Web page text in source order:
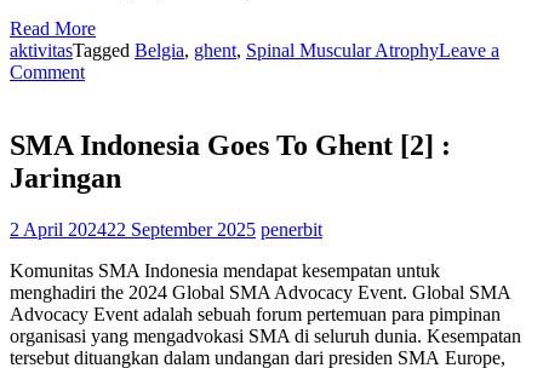
Read More
aktivitasTagged Belgia, ghent, Spinal Muscular AtrophyLeave a
Commenton
goes
to
Ghent
:
Perkembangan
Sains
SMA Indonesia Goes To Ghent [2] :
Jaringan
2 April 202422 September 2025 penerbit
Komunitas SMA Indonesia mendapat kesempatan untuk
menghadiri the 2024 Global SMA Advocacy Event. Global SMA
Advocacy Event adalah sebuah forum pertemuan para pimpinan
organisasi yang mengadvokasi SMA di seluruh dunia. Kesempatan
tersebut dituangkan dalam undangan dari presiden SMA Europe,